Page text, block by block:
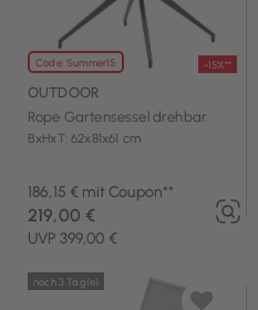
Code: Summer15 -15%**
OUTDOOR
Rope Gartensessel drehbar
BxHxT: 62x81x61 cm
186,15 € mit Coupon**
UVP 399,00 €
219,00 €
noch 3 Tag(e)